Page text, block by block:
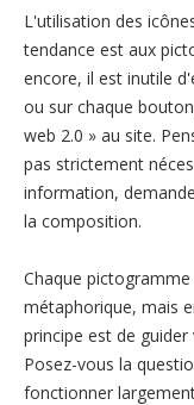
L'utilisation des
tendance est aux
encore, il est inutile
ou sur chaque
web 2.0 » au site.
pas strictement
information,
la composition.
Chaque
métaphorique, mais
principe est de
Posez-vous la
fonctionner